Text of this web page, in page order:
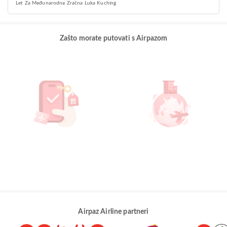
Let Za Međunarodna Zračna Luka Kuching
Zašto morate putovati s Airpazom
Airpaz Airline partneri